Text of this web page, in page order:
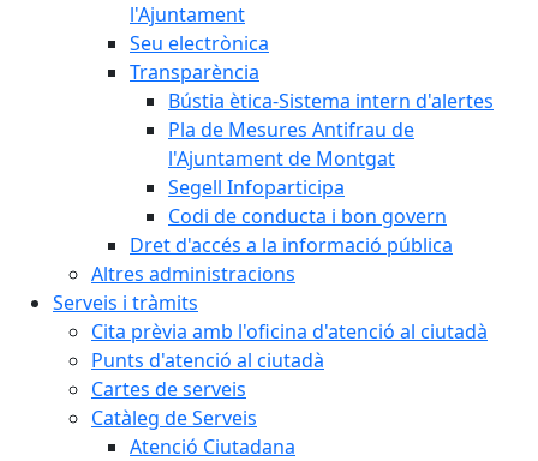
l'Ajuntament
Seu electrònica
Transparència
Bústia ètica-Sistema intern d'alertes
Pla de Mesures Antifrau de
l'Ajuntament de Montgat
Segell Infoparticipa
Codi de conducta i bon govern
Dret d'accés a la informació pública
Altres administracions
Serveis i tràmits
Cita prèvia amb l'oficina d'atenció al ciutadà
Punts d'atenció al ciutadà
Cartes de serveis
Catàleg de Serveis
Atenció Ciutadana